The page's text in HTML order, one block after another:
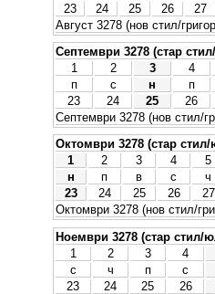
23
24 25 26 27
Август 3278 (нов стил/
Септември 3278 (стар
1
2 3 4
п
с н п
23
24 25 26
Септември 3278 (нов стил/
Октомври 3278 (стар
1
2 3 4 5
н
п в с ч
23
24 25 26 27
Октомври 3278 (нов стил/
Ноември 3278 (стар стил/
1
2 3 4
с
ч п с
23
24 25 26